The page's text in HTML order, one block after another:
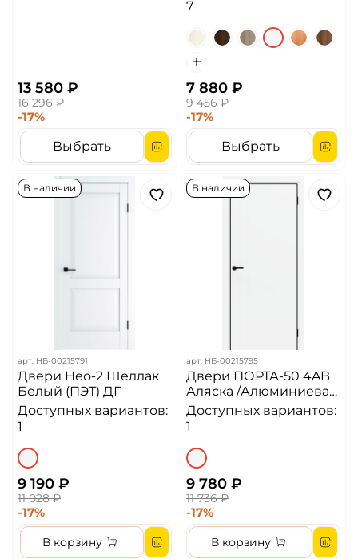
13 580 ₽
16 296 ₽
-17%
Выбрать
7
7 880 ₽
9 456 ₽
-17%
Выбрать
В наличии
арт. НБ-00215791
Двери Нео-2 Шеллак
Белый (ПЭТ) ДГ
Доступных вариантов:
1
9 190 ₽
11 028 ₽
-17%
В корзину
В наличии
арт. НБ-00215795
Двери ПОРТА-50 4AB
Аляска /Алюминиевая
кромка с 4-х сторон
(черная)
Доступных вариантов:
1
9 780 ₽
11 736 ₽
-17%
В корзину